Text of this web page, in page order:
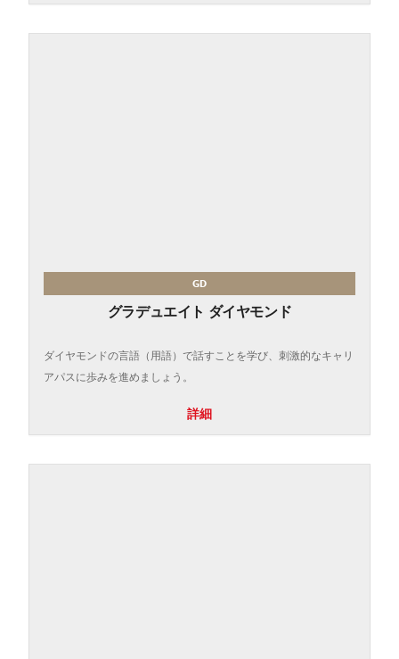
GD
グラデュエイト ダイヤモンド
ダイヤモンドの言語（用語）で話すことを学び、刺激的なキャリ
アパスに歩みを進めましょう。
詳細